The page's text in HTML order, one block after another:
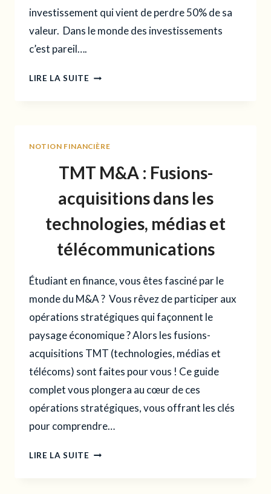
investissement qui vient de perdre 50% de sa
valeur. Dans le monde des investissements
c’est pareil….
LIRE LA SUITE DUE
ULTIME
NOTION FINANCIÈRE
TMT M&A : Fusions-
acquisitions dans les
technologies, médias et
télécommunications
Étudiant en finance, vous êtes fasciné par le
monde du M&A ? Vous rêvez de participer aux
opérations stratégiques qui façonnent le
paysage économique ? Alors les fusions-
acquisitions TMT (technologies, médias et
télécoms) sont faites pour vous ! Ce guide
complet vous plongera au cœur de ces
opérations stratégiques, vous offrant les clés
pour comprendre…
LIRE LA SUITE TMT